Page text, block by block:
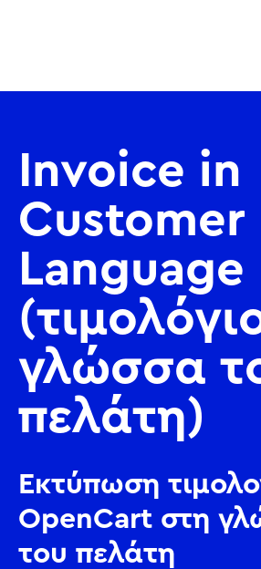
Invoice in
Customer
Language
γλώσσα
πελάτη)
Εκτύπωση
OpenCart στη
του πελάτη